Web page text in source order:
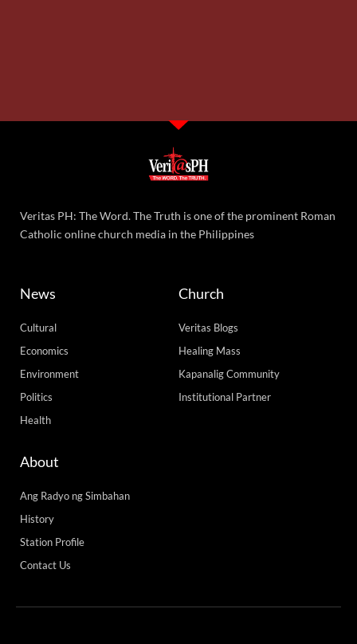
Veritas PH: The Word. The Truth is one of the prominent Roman
Catholic online church media in the Philippines
News
Cultural
Economics
Environment
Politics
Health
Church
Veritas Blogs
Healing Mass
Kapanalig Community
Institutional Partner
About
Ang Radyo ng Simbahan
History
Station Profile
Contact Us